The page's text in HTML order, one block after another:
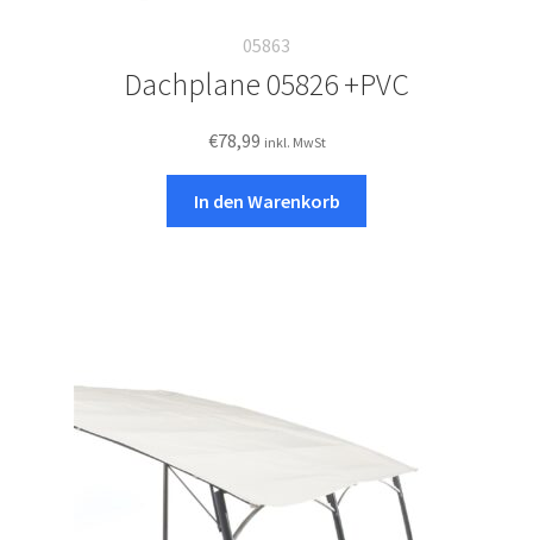
05863
Dachplane 05826 +PVC
€78,99 inkl. MwSt
In den Warenkorb